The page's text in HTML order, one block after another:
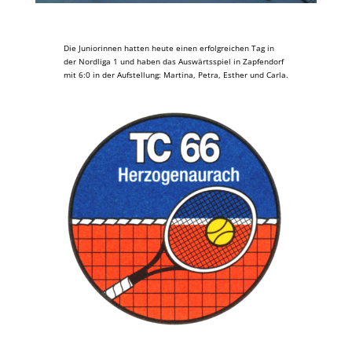
Die Juniorinnen hatten heute einen erfolgreichen Tag in
der Nordliga 1 und haben das Auswärtsspiel in Zapfendorf
mit 6:0 in der Aufstellung: Martina, Petra, Esther und Carla.